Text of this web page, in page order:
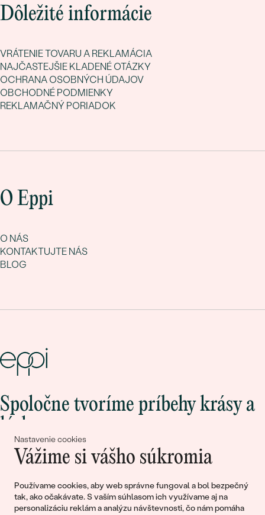
Nastavenie cookies
Vážime si vášho súkromia
Používame cookies, aby web správne fungoval a bol bezpečný
tak, ako očakávate. S vaším súhlasom ich využívame aj na
personalizáciu reklám a analýzu návštevnosti, čo nám pomáha
Dôležité informácie
VRÁTENIE TOVARU A REKLAMÁCIA
NAJČASTEJŠIE KLADENÉ OTÁZKY
OCHRANA OSOBNÝCH ÚDAJOV
OBCHODNÉ PODMIENKY
REKLAMAČNÝ PORIADOK
O Eppi
O NÁS
KONTAKTUJTE NÁS
BLOG
Spoločne tvoríme príbehy krásy a
lásky
Pripojte sa k nám!